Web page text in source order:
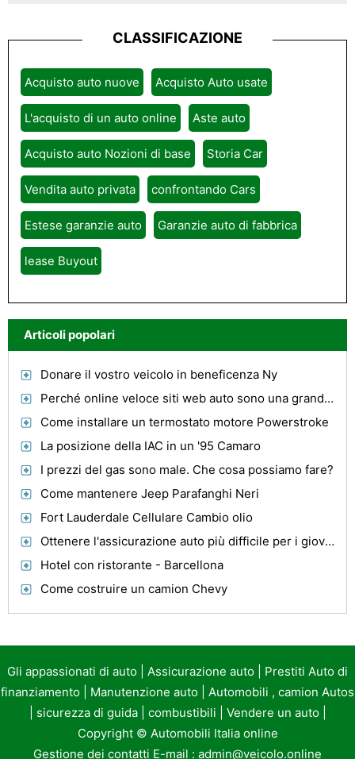
CLASSIFICAZIONE
Acquisto auto nuove Acquisto Auto usate
L'acquisto di un auto online Aste auto
Acquisto auto Nozioni di base Storia Car
Vendita auto privata confrontando Cars
Estese garanzie auto Garanzie auto di fabbrica
lease Buyout
Articoli popolari
Donare il vostro veicolo in beneficenza Ny
Perché online veloce siti web auto sono una grande risorsa per gli appassionati di auto sportive
Come installare un termostato motore Powerstroke
La posizione della IAC in un '95 Camaro
I prezzi del gas sono male. Che cosa possiamo fare?
Come mantenere Jeep Parafanghi Neri
Fort Lauderdale Cellulare Cambio olio
Ottenere l'assicurazione auto più difficile per i giovani piloti che mai
Hotel con ristorante - Barcellona
Come costruire un camion Chevy
Gli appassionati di auto Assicurazione auto
Prestiti Auto di
finanziamento
Manutenzione auto
Automobili , camion Autos
sicurezza di guida| combustibili Vendere un auto|
Copyright © Automobili Italia online
Gestione dei contatti E-mail : admin@veicolo.online